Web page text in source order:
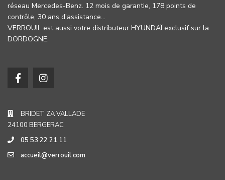
réseau Mercedes-Benz. 12 mois de garantie, 178 points de
contrôle, 30 ans d’assistance…
VERROUIL est aussi votre distributeur HYUNDAÏ exclusif sur la
DORDOGNE.
BRIDET ZA VALLADE
24100 BERGERAC
05 53 22 21 11
accueil@verrouil.com